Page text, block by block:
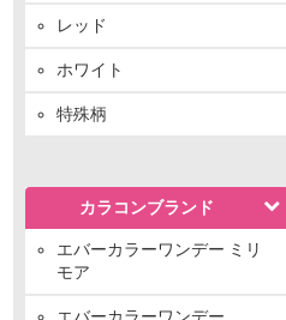
レッド
ホワイト
特殊柄
カラコンブランド
エバーカラーワンデー ミリ
モア
エバーカラーワンデー